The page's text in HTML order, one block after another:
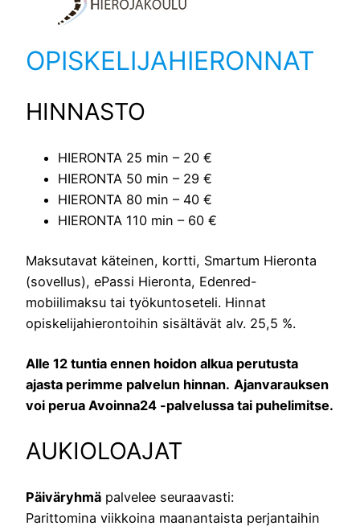
OPISKELIJAHIERONNAT
HINNASTO
HIERONTA 25 min – 20 €
HIERONTA 50 min – 29 €
HIERONTA 80 min – 40 €
HIERONTA 110 min – 60 €
Maksutavat käteinen, kortti, Smartum Hieronta
(sovellus), ePassi Hieronta, Edenred-
mobiilimaksu tai työkuntoseteli. Hinnat
opiskelijahierontoihin sisältävät alv. 25,5 %.
Alle 12 tuntia ennen hoidon alkua perutusta
ajasta perimme palvelun hinnan. Ajanvarauksen
voi perua Avoinna24 -palvelussa tai puhelimitse.
AUKIOLOAJAT
Päiväryhmä palvelee seuraavasti:
Parittomina viikkoina maanantaista perjantaihin